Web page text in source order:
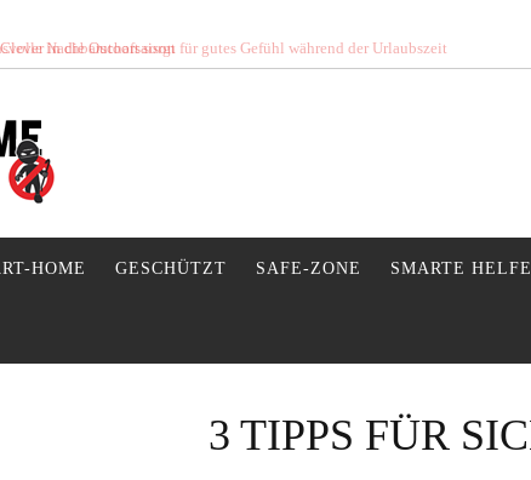
Nachbarschaft sorgt für gutes Gefühl während der Urlaubszeit
Magazin
HOME GESCHÜTZT SAFE-ZONE SMARTE
3 TIPPS FÜR